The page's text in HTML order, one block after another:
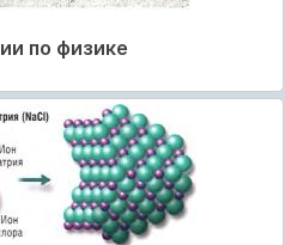
по физике